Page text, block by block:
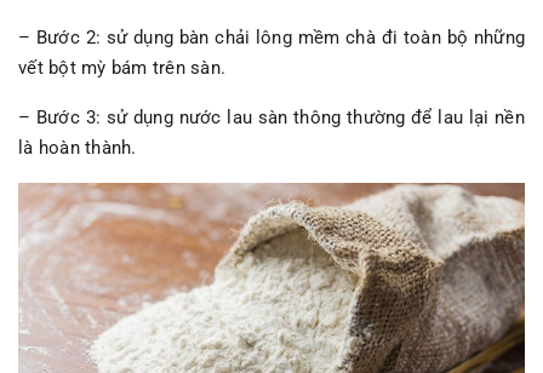
– Bước 2: sử dụng bàn chải lông mềm chà đi toàn bộ những
vết bột mỳ bám trên sàn.
– Bước 3: sử dụng nước lau sàn thông thường để lau lại nền
là hoàn thành.